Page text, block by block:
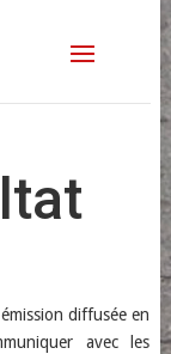
diffusée en
avec les